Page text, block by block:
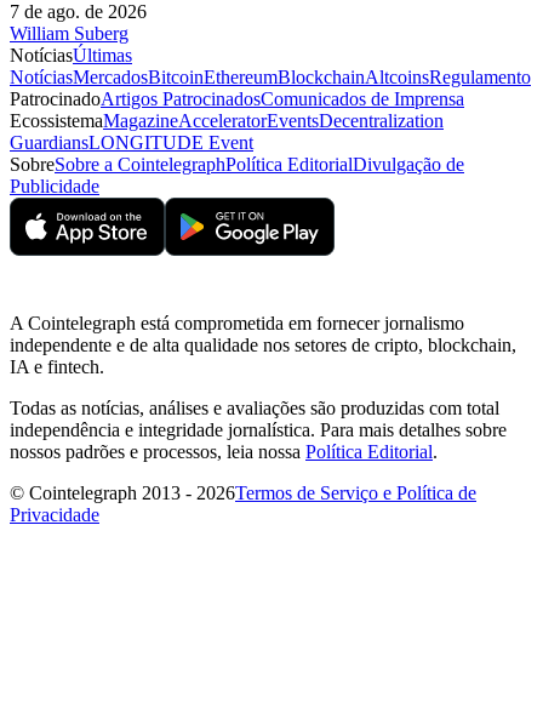
7 de ago. de 2026
William Suberg
NotíciasÚltimas
NotíciasMercadosBitcoinEthereumBlockchainAltcoinsRegulamento
PatrocinadoArtigos PatrocinadosComunicados de Imprensa
EcossistemaMagazineAcceleratorEventsDecentralization
GuardiansLONGITUDE Event
SobreSobre a CointelegraphPolítica EditorialDivulgação de
Publicidade
A Cointelegraph está comprometida em fornecer jornalismo
independente e de alta qualidade nos setores de cripto, blockchain,
IA e fintech.
Todas as notícias, análises e avaliações são produzidas com total
independência e integridade jornalística. Para mais detalhes sobre
nossos padrões e processos, leia nossa Política Editorial.
© Cointelegraph 2013 - 2026Termos de Serviço e Política de
Privacidade